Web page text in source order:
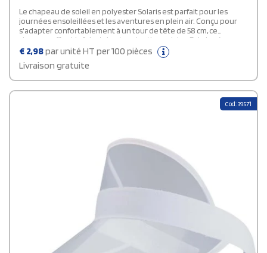
Le chapeau de soleil en polyester Solaris est parfait pour les
journées ensoleillées et les aventures en plein air. Conçu pour
s'adapter confortablement à un tour de tête de 58 cm, ce
chapeau offre à la fois style et protection solaire. Fabriqué en
polyester léger 130 g/m², il assure respirabilité et confort, vous
permettant de rester au frais même par temps très chaud. Son
design classique et sa construction durable en font un accessoire
polyvalent pour toutes les occasions extérieures. Chaque
transparence totale de son parcours de production responsable.
€ 2,98par unité HT per 100 pièces
Livraison gratuite
Cod: 39571